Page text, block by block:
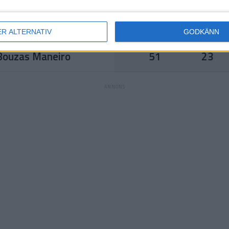
ALTERNATIV GODKÄNN
162 40
Maneiro
Ranking
51
Ålder
23